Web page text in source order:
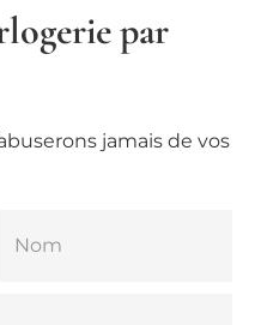
par
jamais de vos